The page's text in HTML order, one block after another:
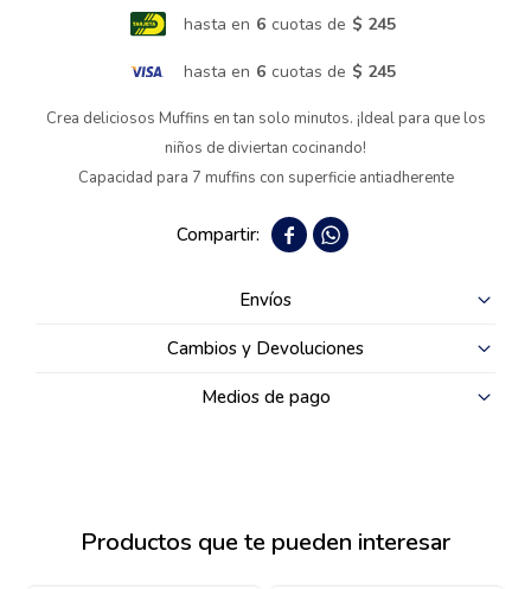
hasta en 6 cuotas de $ 245
hasta en 6 cuotas de $ 245
Crea deliciosos Muffins en tan solo minutos. ¡Ideal para que los
niños de diviertan cocinando!
Capacidad para 7 muffins con superficie antiadherente
 
Envíos
Cambios y Devoluciones
Medios de pago
Productos que te pueden interesar
Bicicletas y más